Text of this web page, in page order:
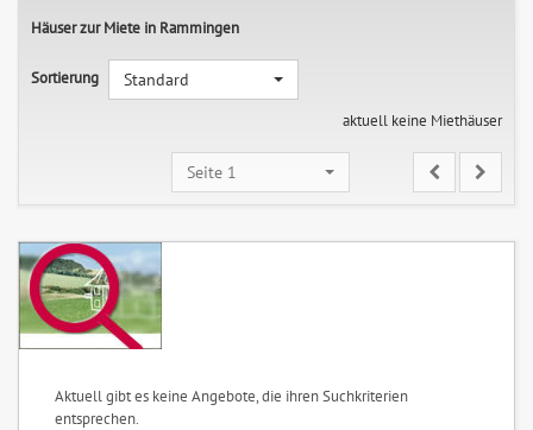
Häuser zur Miete in Rammingen
Sortierung
Standard
aktuell keine Miethäuser
Seite 1
Aktuell gibt es keine Angebote, die ihren Suchkriterien
entsprechen.